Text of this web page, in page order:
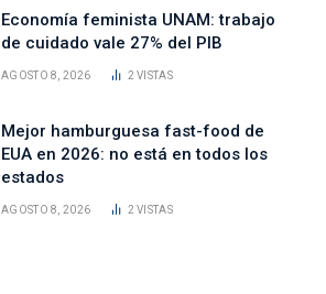
Economía feminista UNAM: trabajo
de cuidado vale 27% del PIB
AGOSTO 8, 2026 2VISTAS
Mejor hamburguesa fast-food de
EUA en 2026: no está en todos los
estados
AGOSTO 8, 2026 2VISTAS